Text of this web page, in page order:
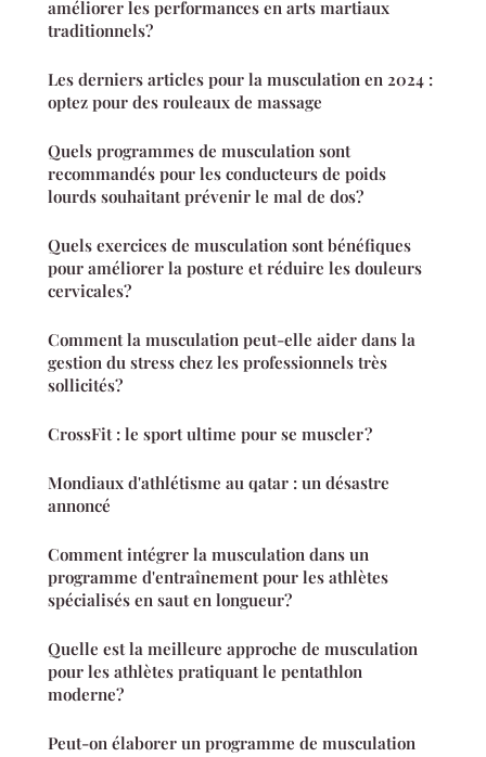
améliorer les performances en arts martiaux
traditionnels?
Les derniers articles pour la musculation en 2024 :
optez pour des rouleaux de massage
Quels programmes de musculation sont
recommandés pour les conducteurs de poids
lourds souhaitant prévenir le mal de dos?
Quels exercices de musculation sont bénéfiques
pour améliorer la posture et réduire les douleurs
cervicales?
Comment la musculation peut-elle aider dans la
gestion du stress chez les professionnels très
sollicités?
CrossFit : le sport ultime pour se muscler ?
Mondiaux d'athlétisme au qatar : un désastre
annoncé
Comment intégrer la musculation dans un
programme d'entraînement pour les athlètes
spécialisés en saut en longueur?
Quelle est la meilleure approche de musculation
pour les athlètes pratiquant le pentathlon
moderne?
Peut-on élaborer un programme de musculation